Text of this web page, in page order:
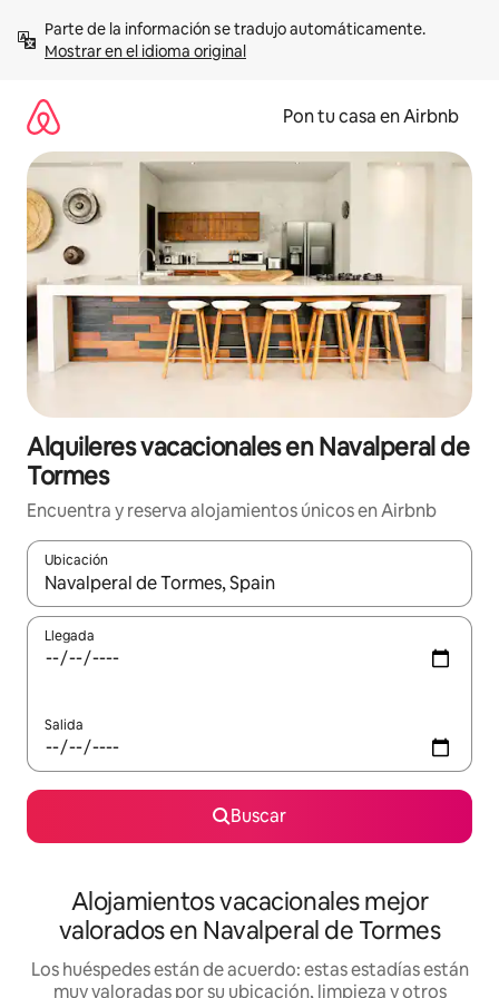
contenidoMostrar en el idioma original
Pon tu casa en Airbnb
Alquileres vacacionales en Navalperal de
Tormes
Encuentra y reserva alojamientos únicos en Airbnb
Ubicación
Cuando los resultados estén disponibles, navega con las
Llegada
Salida
Buscar
Alojamientos vacacionales mejor
valorados en Navalperal de Tormes
Los huéspedes están de acuerdo: estas estadías están
muy valoradas por su ubicación, limpieza y otros